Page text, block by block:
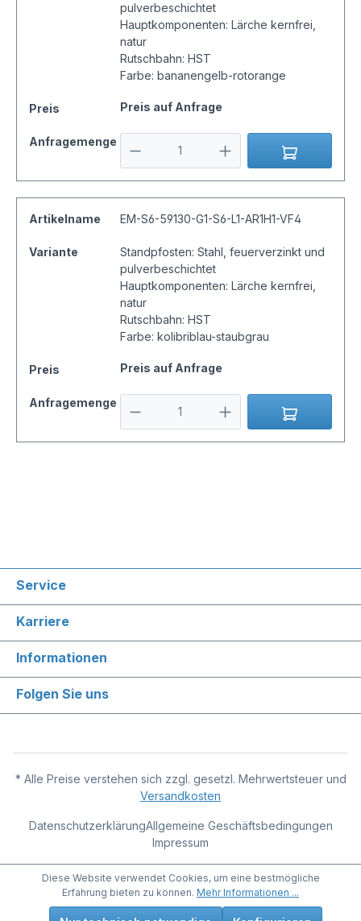
pulverbeschichtet
Hauptkomponenten: Lärche kernfrei,
natur
Rutschbahn: HST
Farbe: bananengelb-rotorange
Preis Preis auf Anfrage
Anfragemenge
Artikelname EM-S6-59130-G1-S6-L1-AR1H1-VF4
Variante
Standpfosten: Stahl, feuerverzinkt und
pulverbeschichtet
Hauptkomponenten: Lärche kernfrei,
natur
Rutschbahn: HST
Farbe: kolibriblau-staubgrau
Preis Preis auf Anfrage
Anfragemenge
Service
Karriere
Informationen
Folgen Sie uns
* Alle Preise verstehen sich zzgl. gesetzl. Mehrwertsteuer und
Versandkosten
DatenschutzerklärungAllgemeine Geschäftsbedingungen
Impressum
Diese Website verwendet Cookies, um eine bestmögliche
Erfahrung bieten zu können. Mehr Informationen ...